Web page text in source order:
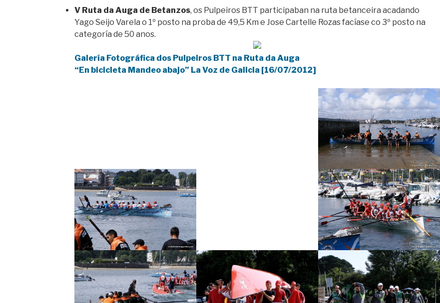
V Ruta da Auga de Betanzos, os Pulpeiros BTT participaban na ruta betanceira acadando
Yago Seijo Varela o 1º posto na proba de 49,5 Km e Jose Cartelle Rozas facíase co 3º posto na
categoría de 50 anos.
Galería Fotográfica dos Pulpeiros BTT na Ruta da Auga
“En bicicleta Mandeo abajo” La Voz de Galicia [16/07/2012]